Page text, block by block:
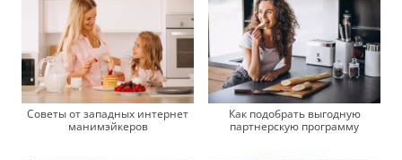
Советы от западных интернет
манимэйкеров
Как подобрать выгодную
партнерскую программу